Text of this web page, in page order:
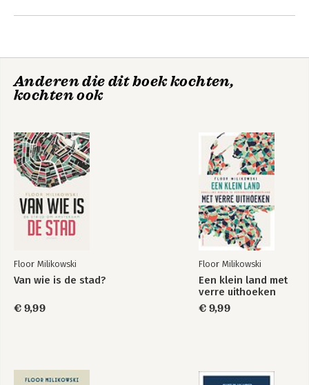
Andere boeken door Floor
Contouren van een
nieuw land
Contouren van een
nieuw land
Anderen die dit boek kochten,
kochten ook
Floor Milikowski
Van wie is de stad?
€ 9,99
Floor Milikowski
Een klein land met
verre uithoeken
€ 9,99